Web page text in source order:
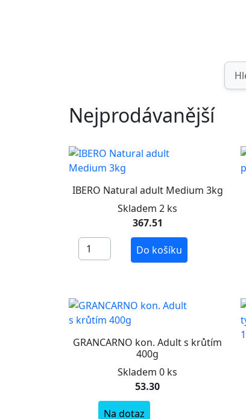
Nejprodávanější
IBERO Natural adult Medium 3kg
Skladem 2 ks
367.51
Do košíku
GRANCARNO kon. Adult s krůtím
400g
Skladem 0 ks
53.30
Na dotaz